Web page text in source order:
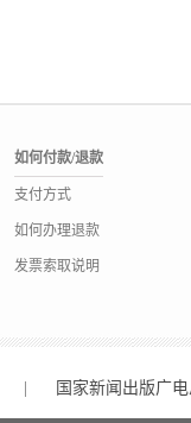
如何付款/退款
支付方式
如何办理退款
发票索取说明
国家新闻出版广